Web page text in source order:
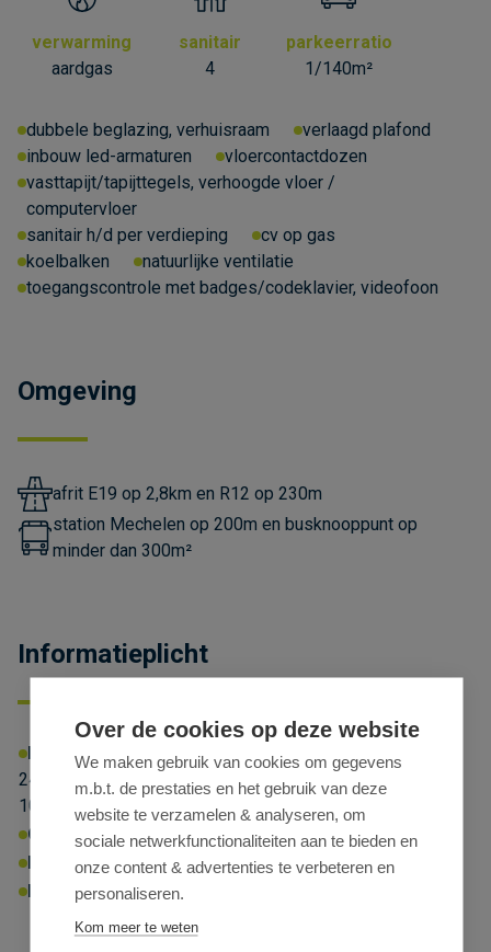
verwarming
aardgas
sanitair
4
parkeerratio
1/140m²
dubbele beglazing, verhuisraam
verlaagd plafond
inbouw led-armaturen
vloercontactdozen
vasttapijt/tapijttegels, verhoogde vloer /
computervloer
sanitair h/d per verdieping
cv op gas
koelbalken
natuurlijke ventilatie
toegangscontrole met badges/codeklavier, videofoon
Omgeving
afrit E19 op 2,8km en R12 op 230m
station Mechelen op 200m en busknooppunt op
minder dan 300m²
Informatieplicht
EPC-NR Energielabel:
Energiescore:
248kWhprim/m²/jaar (nr. 100) en 266kWhprim/m²/jaar (nr.
102-108)
Omgevingsvergunning: Ja
P-score:B G-score:A Geen afgebakende zones
Erfgoed:Geen beschermd erfgoed
Over de cookies op deze website
We maken gebruik van cookies om gegevens
m.b.t. de prestaties en het gebruik van deze
website te verzamelen & analyseren, om
sociale netwerkfunctionaliteiten aan te bieden en
onze content & advertenties te verbeteren en
personaliseren.
Kom meer te weten